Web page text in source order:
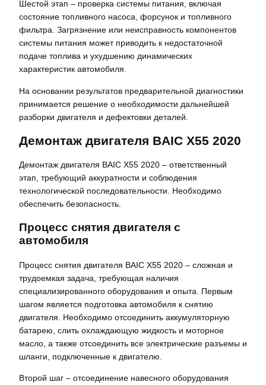
Шестой этап – проверка системы питания, включая
состояние топливного насоса, форсунок и топливного
фильтра. Загрязнение или неисправность компонентов
системы питания может приводить к недостаточной
подаче топлива и ухудшению динамических
характеристик автомобиля.
На основании результатов предварительной диагностики
принимается решение о необходимости дальнейшей
разборки двигателя и дефектовки деталей.
Демонтаж двигателя BAIC X55 2020
Демонтаж двигателя BAIC X55 2020 – ответственный
этап, требующий аккуратности и соблюдения
технологической последовательности. Необходимо
обеспечить безопасность.
Процесс снятия двигателя с
автомобиля
Процесс снятия двигателя BAIC X55 2020 – сложная и
трудоемкая задача, требующая наличия
специализированного оборудования и опыта. Первым
шагом является подготовка автомобиля к снятию
двигателя. Необходимо отсоединить аккумуляторную
батарею, слить охлаждающую жидкость и моторное
масло, а также отсоединить все электрические разъемы и
шланги, подключенные к двигателю.
Второй шаг – отсоединение навесного оборудования